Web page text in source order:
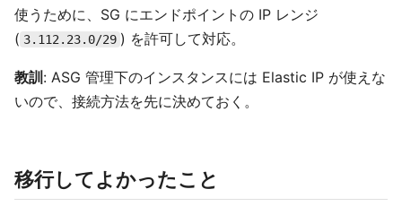
使うために、SG にエンドポイントの IP レンジ
( 3.112.23.0/29 ) を許可して対応。
教訓 : ASG 管理下のインスタンスには Elastic IP が使えな
いので、接続方法を先に決めておく。
移行してよかったこと